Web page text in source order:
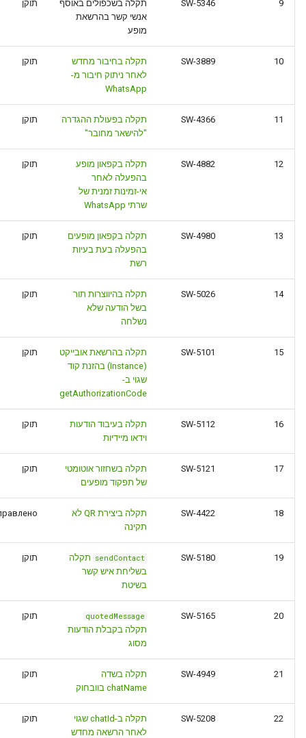
9
SW-5346
תקלה בשכפולים באוסף
אנשי קשר בהרשאת
מופע
תוקן
10
SW-3889
תקלה בחיבור מחדש
לאחר ניתוק חיבור מ-
WhatsApp
תוקן
11
SW-4366
תקלה בפעולת ההגדרה
"להישאר מחובר"
תוקן
12
SW-4882
תקלה בקפאון מופע
בהפעלה לאחר
אי-זמינות זמנית של
שרתי WhatsApp
תוקן
13
SW-4980
תקלה בקפאון מופעים
בהפעלה בעת בעיות
רשת
תוקן
14
SW-5026
תקלה בהיווצרות תור
בשל הודעה שלא
נשלחה
תוקן
15
SW-5101
תקלה בהרשאת אובייקט
(Instance) בהזנת קוד
שגוי ב-
getAuthorizationCode
תוקן
16
SW-5112
תקלה בעיבוד הודעות
וידאו מיידיות
תוקן
17
SW-5121
תקלה בשחזור אוטומטי
של תפקוד מופעים
תוקן
18
SW-4422
תקלה ביצירת QR לא
תקינה
19
SW-5180
sendContact תקלה
בשליחת איש קשר
בשיטת
תוקן
20
SW-5165
quotedMessage
תקלה בקבלת הודעות
מסוג
תוקן
21
SW-4949
תקלה בשדה
chatName בוובחוק
תוקן
22
SW-5208
תקלה ב-chatId שגוי
לאחר הרשאה מחדש
תוקן